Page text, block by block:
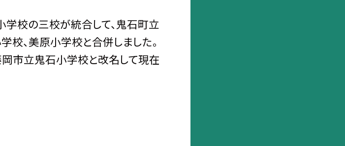
学校の三校が統合して、鬼石町立
校、美原小学校と合併しました。
市立鬼石小学校と改名して現在